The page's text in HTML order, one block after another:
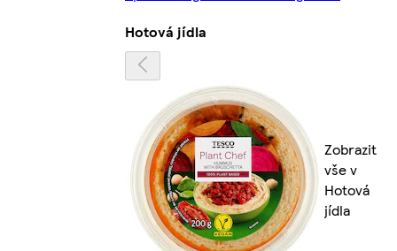
Hotová jídla
Zobrazit
vše v
Hotová
jídla